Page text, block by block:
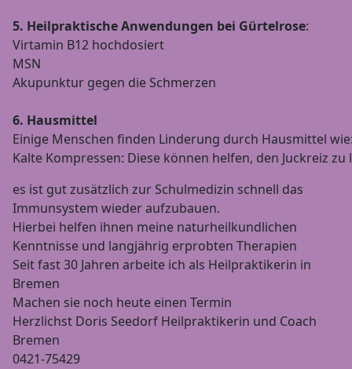
5. Heilpraktische Anwendungen bei Gürtelrose:
Virtamin B12 hochdosiert
MSN
Akupunktur gegen die Schmerzen
6. Hausmittel
Einige Menschen finden Linderung durch Hausmittel
Kalte Kompressen: Diese können helfen, den Juckreiz zu
es ist gut zusätzlich zur Schulmedizin schnell das
Immunsystem wieder aufzubauen.
Hierbei helfen ihnen meine naturheilkundlichen
Kenntnisse und langjährig erprobten Therapien
Seit fast 30 Jahren arbeite ich als Heilpraktikerin in
Bremen
Machen sie noch heute einen Termin
Herzlichst Doris Seedorf Heilpraktikerin und Coach
Bremen
0421-75429